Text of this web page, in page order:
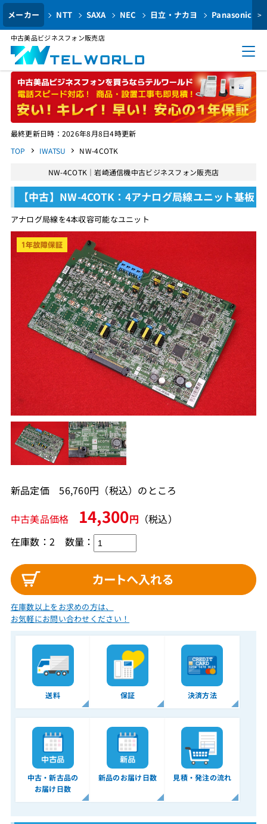
メーカー NTT SAXA NEC 日立・ナカヨ Panasonic >
中古美品ビジネスフォン販売店
最終更新日時：2026年8月8日4時更新
TOP
IWATSU NW-4COTK
NW-4COTK｜岩崎通信機中古ビジネスフォン販売店
【中古】NW-4COTK：4アナログ局線ユニット基板
アナログ局線を4本収容可能なユニット
新品定価 56,760円（税込）のところ
中古美品価格 14,300円 （税込）
在庫数：2 数量：
在庫数以上をお求めの方は、
お気軽にお問い合わせください！
送料 保証 決済方法
中古・新古品の
お届け日数
新品のお届け日数 見積・発注の流れ